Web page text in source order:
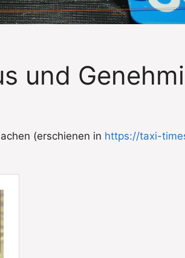
und
(erschienen in https://taxi-